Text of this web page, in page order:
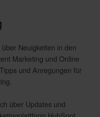
Neuigkeiten in den
Marketing und Online
und Anregungen für
über Updates und